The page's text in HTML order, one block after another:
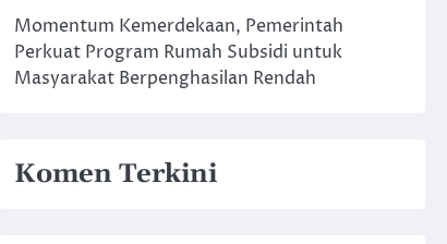
Momentum Kemerdekaan, Pemerintah
Perkuat Program Rumah Subsidi untuk
Masyarakat Berpenghasilan Rendah
Komen Terkini